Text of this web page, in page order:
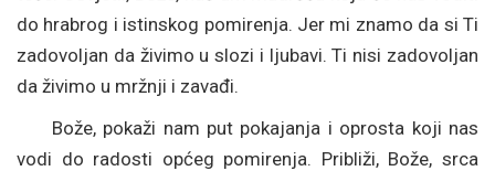
do hrabrog i istinskog pomirenja. Jer mi znamo da si Ti
zadovoljan da živimo u slozi i ljubavi. Ti nisi zadovoljan
da živimo u mržnji i zavađi.
Bože, pokaži nam put pokajanja i oprosta koji nas
vodi do radosti općeg pomirenja. Približi, Bože, srca